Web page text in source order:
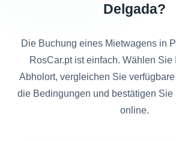
Delgada?
Die Buchung eines Mietwagens in
RosCar.pt ist einfach. Wählen Sie
Abholort, vergleichen Sie
die Bedingungen und bestätigen Sie
online.